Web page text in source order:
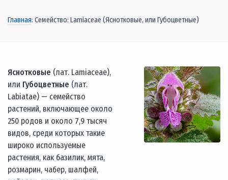
Главная: Семейство: Lamiaceae (Яснотковые, или Губоцветные)
Яснотковые (лат. Lamiaceae),
или Губоцветные (лат.
Labiatae) — семейство
растений, включающее около
250 родов и около 7,9 тысяч
видов, среди которых такие
широко используемые
растения, как базилик, мята,
розмарин, чабер, шалфей,